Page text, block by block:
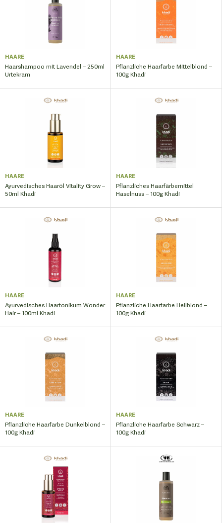
HAARE
Haarshampoo mit Lavendel – 250ml
Urtekram
HAARE
Pflanzliche Haarfarbe Mittelblond –
100g Khadi
HAARE
Ayurvedisches Haaröl Vitality Grow –
50ml Khadi
HAARE
Pflanzliches Haarfärbemittel
Haselnuss – 100g Khadi
HAARE
Ayurvedisches Haartonikum Wonder
Hair – 100ml Khadi
HAARE
Pflanzliche Haarfarbe Hellblond –
100g Khadi
HAARE
Pflanzliche Haarfarbe Dunkelblond –
100g Khadi
HAARE
Pflanzliche Haarfarbe Schwarz –
100g Khadi